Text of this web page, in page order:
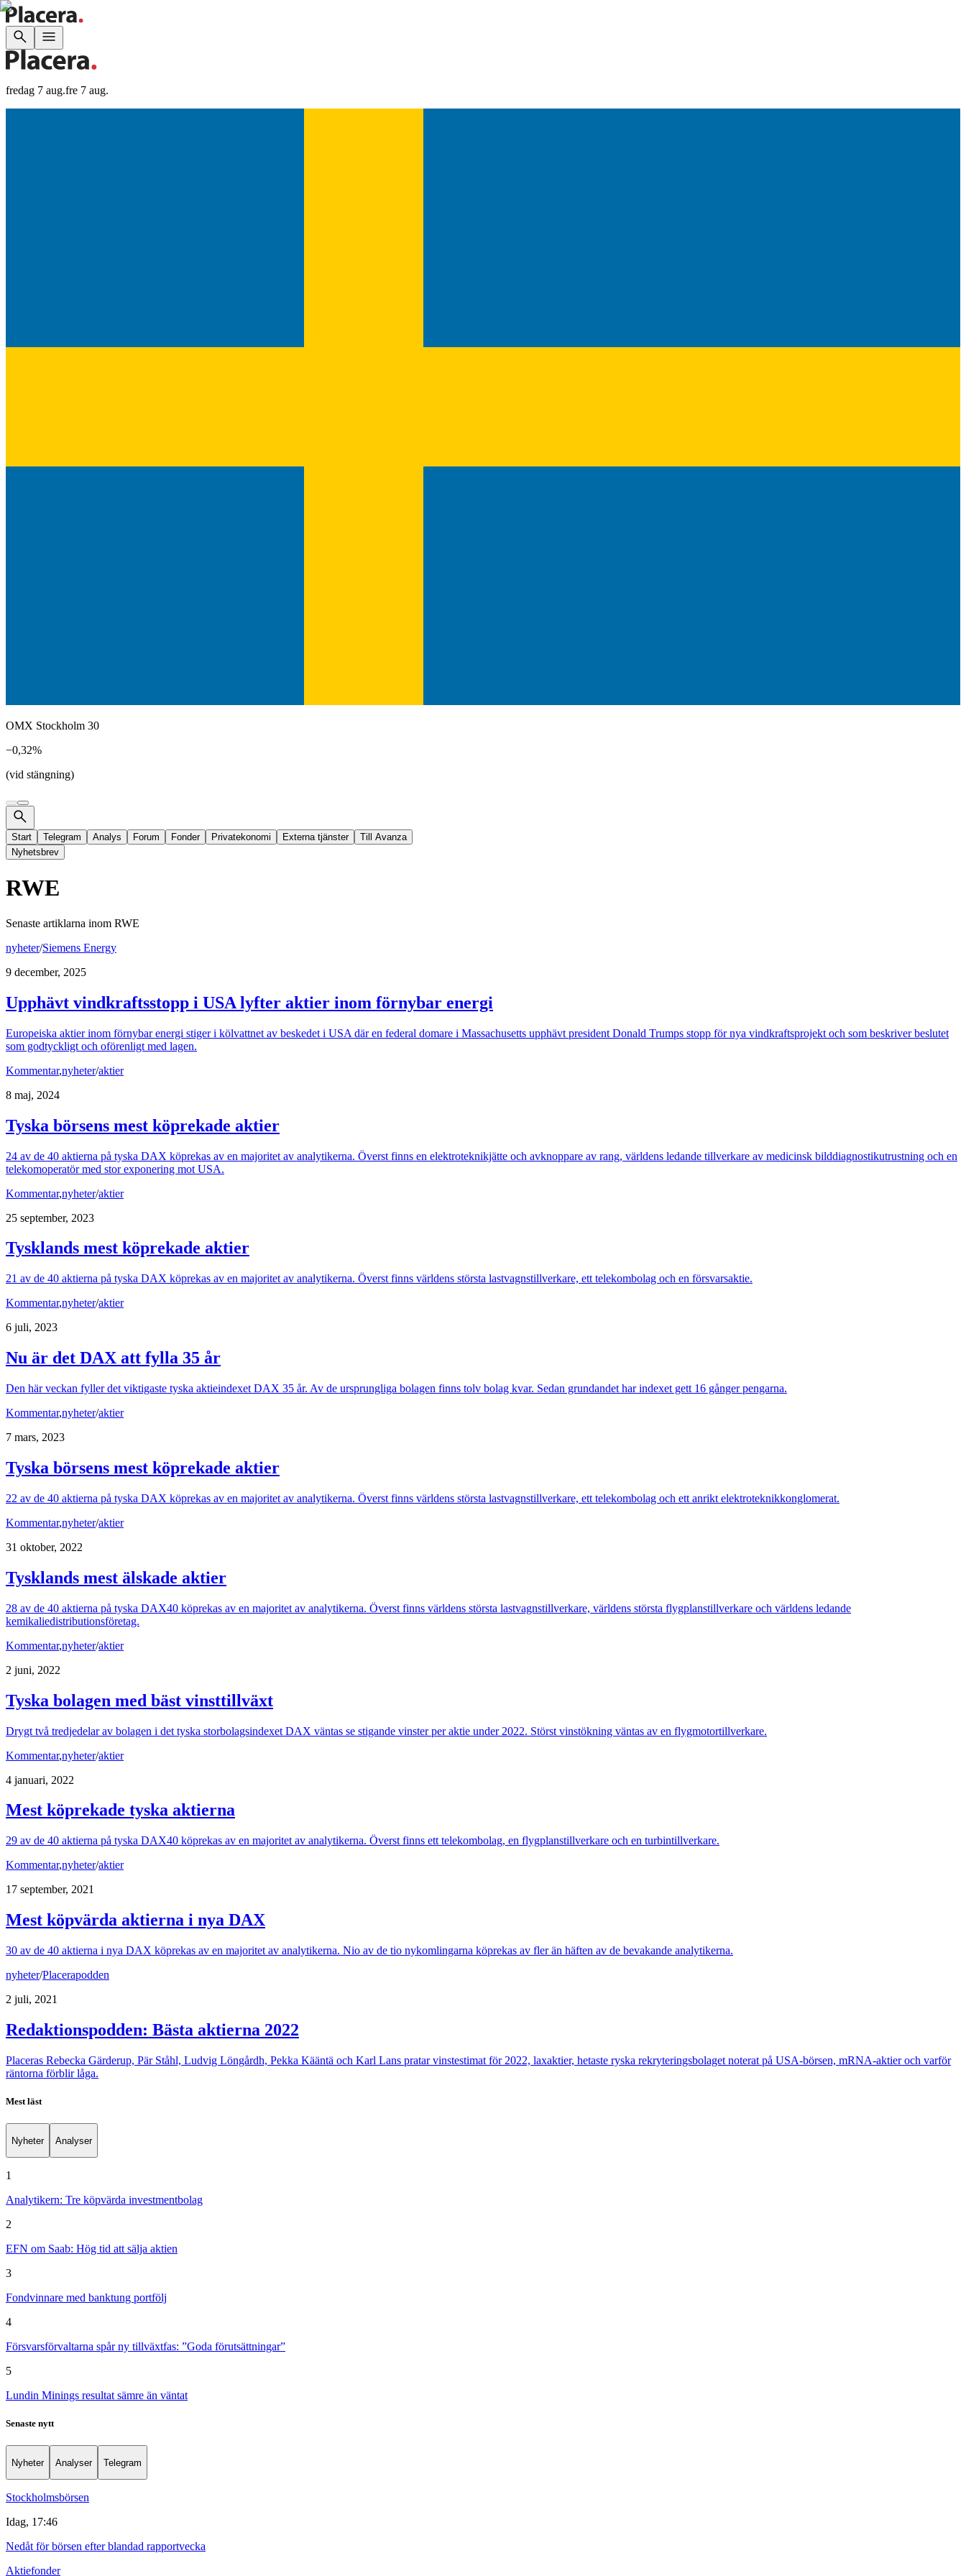
fredag 7 aug.fre 7 aug.
OMX Stockholm 30
−0,32%
(vid stängning)
Start Telegram Analys Forum Fonder Privatekonomi Externa tjänster
Till Avanza
Nyhetsbrev
RWE
Senaste artiklarna inom RWE
nyheter/Siemens Energy
9 december, 2025
Upphävt vindkraftsstopp i USA lyfter aktier inom förnybar energi
Europeiska aktier inom förnybar energi stiger i kölvattnet av beskedet i USA där en federal domare i Massachusetts upphävt president Donald Trumps stopp för nya vindkraftsprojekt och som beskriver beslutet
som godtyckligt och oförenligt med lagen.
Kommentar,nyheter/aktier
8 maj, 2024
Tyska börsens mest köprekade aktier
24 av de 40 aktierna på tyska DAX köprekas av en majoritet av analytikerna. Överst finns en elektroteknikjätte och avknoppare av rang, världens ledande tillverkare av medicinsk bilddiagnostikutrustning och en
telekomoperatör med stor exponering mot USA.
Kommentar,nyheter/aktier
25 september, 2023
Tysklands mest köprekade aktier
21 av de 40 aktierna på tyska DAX köprekas av en majoritet av analytikerna. Överst finns världens största lastvagnstillverkare, ett telekombolag och en försvarsaktie.
Kommentar,nyheter/aktier
6 juli, 2023
Nu är det DAX att fylla 35 år
Den här veckan fyller det viktigaste tyska aktieindexet DAX 35 år. Av de ursprungliga bolagen finns tolv bolag kvar. Sedan grundandet har indexet gett 16 gånger pengarna.
Kommentar,nyheter/aktier
7 mars, 2023
Tyska börsens mest köprekade aktier
22 av de 40 aktierna på tyska DAX köprekas av en majoritet av analytikerna. Överst finns världens största lastvagnstillverkare, ett telekombolag och ett anrikt elektroteknikkonglomerat.
Kommentar,nyheter/aktier
31 oktober, 2022
Tysklands mest älskade aktier
28 av de 40 aktierna på tyska DAX40 köprekas av en majoritet av analytikerna. Överst finns världens största lastvagnstillverkare, världens största flygplanstillverkare och världens ledande
kemikaliedistributionsföretag.
Kommentar,nyheter/aktier
2 juni, 2022
Tyska bolagen med bäst vinsttillväxt
Drygt två tredjedelar av bolagen i det tyska storbolagsindexet DAX väntas se stigande vinster per aktie under 2022. Störst vinstökning väntas av en flygmotortillverkare.
Kommentar,nyheter/aktier
4 januari, 2022
Mest köprekade tyska aktierna
29 av de 40 aktierna på tyska DAX40 köprekas av en majoritet av analytikerna. Överst finns ett telekombolag, en flygplanstillverkare och en turbintillverkare.
Kommentar,nyheter/aktier
17 september, 2021
Mest köpvärda aktierna i nya DAX
30 av de 40 aktierna i nya DAX köprekas av en majoritet av analytikerna. Nio av de tio nykomlingarna köprekas av fler än häften av de bevakande analytikerna.
nyheter/Placerapodden
2 juli, 2021
Redaktionspodden: Bästa aktierna 2022
Placeras Rebecka Gärderup, Pär Ståhl, Ludvig Löngårdh, Pekka Kääntä och Karl Lans pratar vinstestimat för 2022, laxaktier, hetaste ryska rekryteringsbolaget noterat på USA-börsen, mRNA-aktier och varför
räntorna förblir låga.
Mest läst
Nyheter Analyser
1
Analytikern: Tre köpvärda investmentbolag
2
EFN om Saab: Hög tid att sälja aktien
3
Fondvinnare med banktung portfölj
4
Försvarsförvaltarna spår ny tillväxtfas: ”Goda förutsättningar”
5
Lundin Minings resultat sämre än väntat
Senaste nytt
Nyheter Analyser Telegram
Stockholmsbörsen
Idag, 17:46
Nedåt för börsen efter blandad rapportvecka
Aktiefonder